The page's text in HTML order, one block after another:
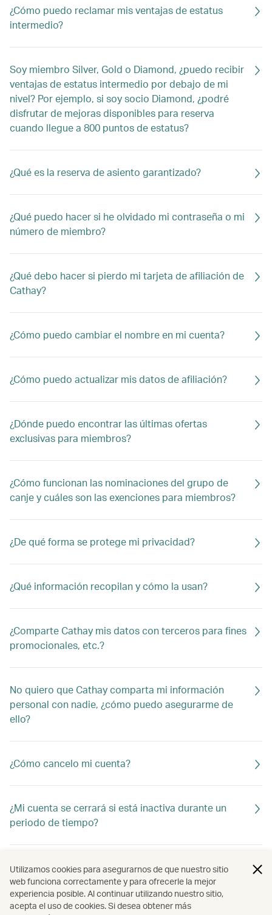
¿Cómo puedo reclamar mis ventajas de estatus
intermedio?
Soy miembro Silver, Gold o Diamond, ¿puedo recibir
ventajas de estatus intermedio por debajo de mi
nivel? Por ejemplo, si soy socio Diamond, ¿podré
disfrutar de mejoras disponibles para reserva
cuando llegue a 800 puntos de estatus?
¿Qué es la reserva de asiento garantizado?
¿Qué puedo hacer si he olvidado mi contraseña o mi
número de miembro?
¿Qué debo hacer si pierdo mi tarjeta de afiliación de
Cathay?
¿Cómo puedo cambiar el nombre en mi cuenta?
¿Cómo puedo actualizar mis datos de afiliación?
¿Dónde puedo encontrar las últimas ofertas
exclusivas para miembros?
¿Cómo funcionan las nominaciones del grupo de
canje y cuáles son las exenciones para miembros?
¿De qué forma se protege mi privacidad?
¿Qué información recopilan y cómo la usan?
¿Comparte Cathay mis datos con terceros para fines
promocionales, etc.?
No quiero que Cathay comparta mi información
personal con nadie, ¿cómo puedo asegurarme de
ello?
¿Cómo cancelo mi cuenta?
¿Mi cuenta se cerrará si está inactiva durante un
periodo de tiempo?
¿Cómo puedo mantener activa mi cuenta de Cathay?
¿Cómo puedo desvincular mis cuentas de Cathay y
Utilizamos cookies para asegurarnos de que nuestro sitio
web funciona correctamente y para ofrecerle la mejor
experiencia posible. Al continuar utilizando nuestro sitio,
acepta el uso de cookies. Si desea obtener más